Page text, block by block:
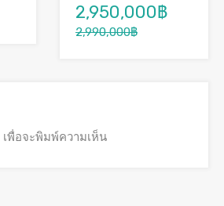
2,950,000฿
2,990,000฿
เพื่อจะพิมพ์ความเห็น